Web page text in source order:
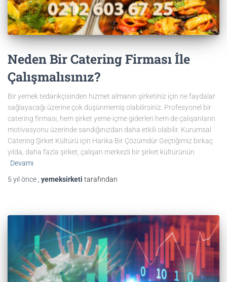
Neden Bir Catering Firması İle
Çalışmalısınız?
Bir yemek tedarikçisinden hizmet almanın şirketiniz için ne faydalar
sağlayacağı üzerine çok düşünmemiş olabilirsiniz. Profesyonel bir
catering firması, hem şirket yeme-içme giderleri hem de çalışanların
motivasyonu üzerinde sandığınızdan daha etkili olabilir. Kurumsal
Catering Şirket Kültürü için Harika Bir Çözümdür Geçtiğimiz birkaç
yılda, daha fazla şirket, çalışan merkezli bir şirket kültürünün
Devamı
5 yıl önce , yemeksirketi tarafından